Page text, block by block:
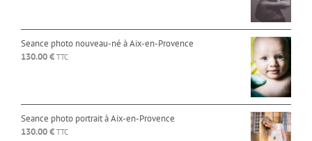
Seance photo nouveau-né à Aix-en-Provence
130.00€ TTC
Seance photo portrait à Aix-en-Provence
130.00€ TTC